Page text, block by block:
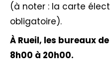
(à noter : la carte
obligatoire).
À Rueil, les bureaux
8h00 à 20h00.